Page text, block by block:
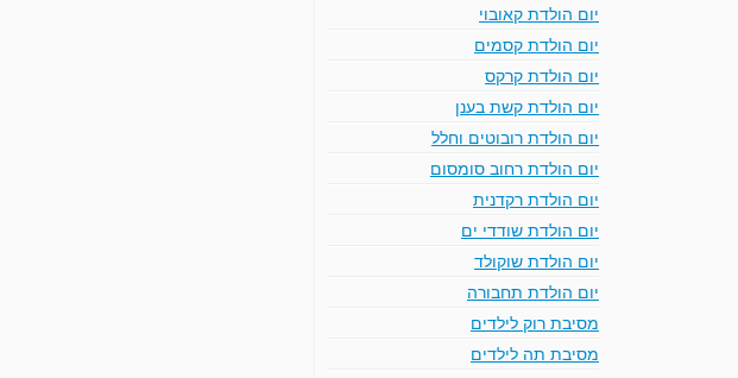
יום הולדת קאובוי
יום הולדת קסמים
יום הולדת קרקס
יום הולדת קשת בענן
יום הולדת רובוטים וחלל
יום הולדת רחוב סומסום
יום הולדת רקדנית
יום הולדת שודדי ים
יום הולדת שוקולד
יום הולדת תחבורה
מסיבת רוק לילדים
מסיבת תה לילדים